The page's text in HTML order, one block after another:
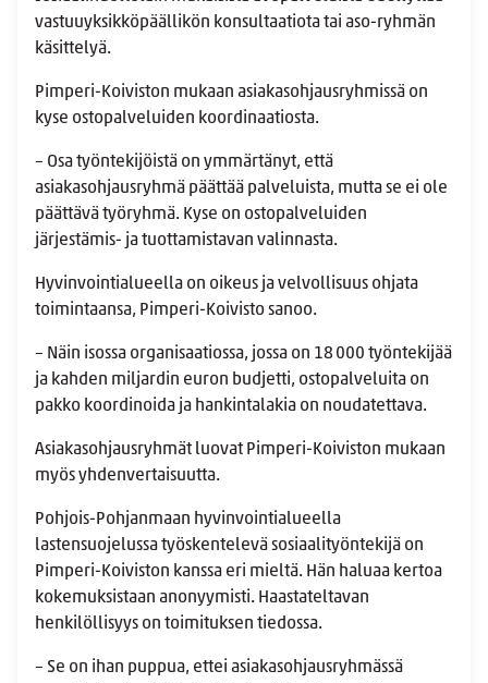
vastuuyksikköpäällikön konsultaatiota tai aso-ryhmän
käsittelyä.
Pimperi-Koiviston mukaan asiakasohjausryhmissä on
kyse ostopalveluiden koordinaatiosta.
– Osa työntekijöistä on ymmärtänyt, että
asiakasohjausryhmä päättää palveluista, mutta se ei ole
päättävä työryhmä. Kyse on ostopalveluiden
järjestämis- ja tuottamistavan valinnasta.
Hyvinvointialueella on oikeus ja velvollisuus ohjata
toimintaansa, Pimperi-Koivisto sanoo.
– Näin isossa organisaatiossa, jossa on 18 000 työntekijää
ja kahden miljardin euron budjetti, ostopalveluita on
pakko koordinoida ja hankintalakia on noudatettava.
Asiakasohjausryhmät luovat Pimperi-Koiviston mukaan
myös yhdenvertaisuutta.
Pohjois-Pohjanmaan hyvinvointialueella
lastensuojelussa työskentelevä sosiaalityöntekijä on
Pimperi-Koiviston kanssa eri mieltä. Hän haluaa kertoa
kokemuksistaan anonyymisti. Haastateltavan
henkilöllisyys on toimituksen tiedossa.
– Se on ihan puppua, ettei asiakasohjausryhmässä